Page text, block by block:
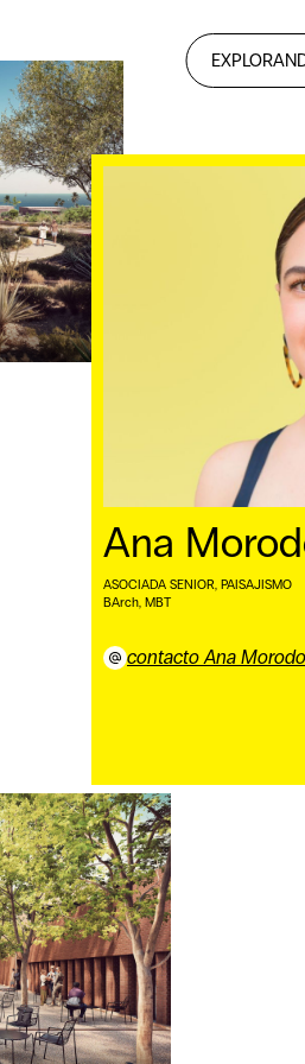
Ana
ASOCIADA SENIOR, PAISAJISMO
BArch, MBT ⠀
contacto Ana Morodo